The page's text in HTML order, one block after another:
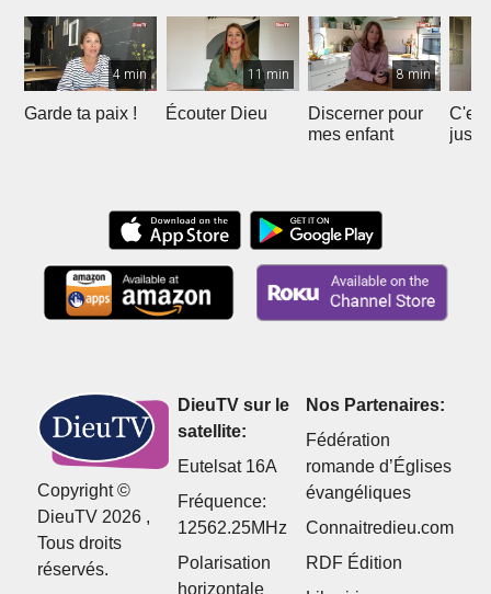
4 min
Garde ta paix !
11 min
Écouter Dieu
8 min
Discerner pour
mes enfant
juste
Copyright ©
DieuTV 2026 ,
Tous droits
réservés.
DieuTV sur le
satellite:
Eutelsat 16A
Fréquence:
12562.25MHz
Polarisation
horizontale
Nos Partenaires:
Fédération
romande d’Églises
évangéliques
Connaitredieu.com
RDF Édition